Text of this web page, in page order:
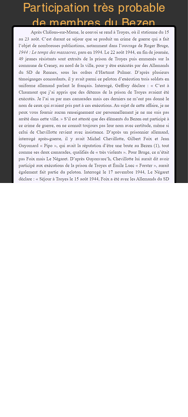
Participation très probable
de membres du Bezen
Perrot au massacre.